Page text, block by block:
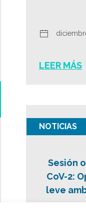
LEER MÁS
NOTICIAS
Sesión
CoV-2:
leve